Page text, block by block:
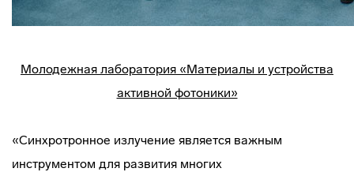
Молодежная лаборатория «Материалы и устройства
активной фотоники»
«Синхротронное излучение является важным
инструментом для развития многих